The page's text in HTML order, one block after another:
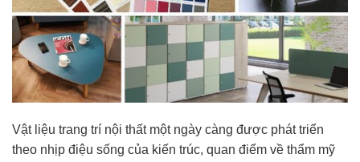
Vật liệu trang trí nội thất một ngày càng được phát triển
theo nhịp điệu sống của kiến trúc, quan điểm về thẩm mỹ